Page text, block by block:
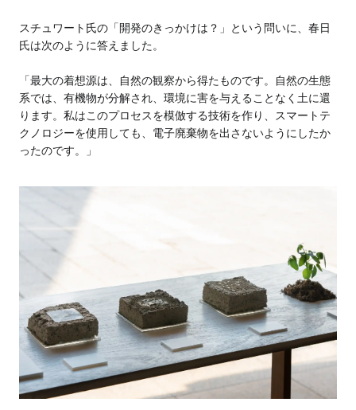
スチュワート氏の「開発のきっかけは？」という問いに、春日
氏は次のように答えました。
「最大の着想源は、自然の観察から得たものです。自然の生態
系では、有機物が分解され、環境に害を与えることなく土に還
ります。私はこのプロセスを模倣する技術を作り、スマートテ
クノロジーを使用しても、電子廃棄物を出さないようにしたか
ったのです。」